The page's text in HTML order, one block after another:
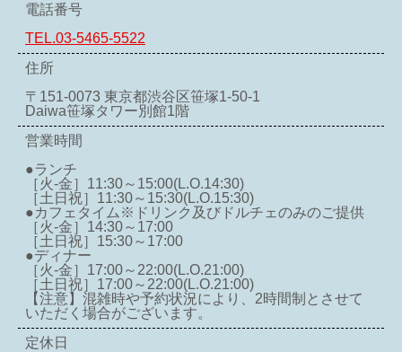
電話番号
TEL.03-5465-5522
住所
〒151-0073 東京都渋谷区笹塚1-50-1
Daiwa笹塚タワー別館1階
営業時間
●ランチ
［火-金］11:30～15:00(L.O.14:30)
［土日祝］11:30～15:30(L.O.15:30)
●カフェタイム※ドリンク及びドルチェのみのご提供
［火-金］14:30～17:00
［土日祝］15:30～17:00
●ディナー
［火-金］17:00～22:00(L.O.21:00)
［土日祝］17:00～22:00(L.O.21:00)
【注意】混雑時や予約状況により、2時間制とさせて
いただく場合がございます。
定休日